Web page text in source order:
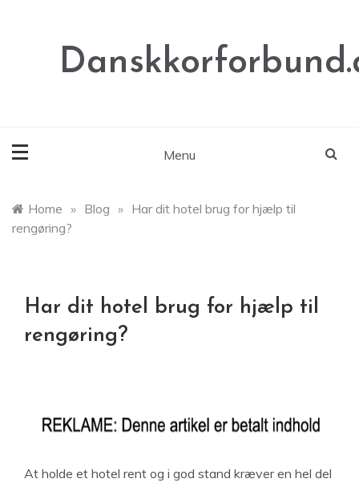
Menu
Home » Blog » Har dit hotel brug for hjælp til
rengøring?
Har dit hotel brug for hjælp til
rengøring?
At holde et hotel rent og i god stand kræver en hel del